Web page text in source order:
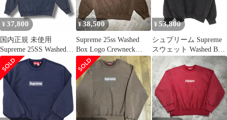
¥ 37,800
国内正規 未使用
Supreme 25SS Washed
Box Logo Crewneck ウ
ォッシュド ボックスロ
ゴ クルーネッ シュプリ
ーム ネイビー XL
（6845M）
¥38,500
Supreme 25ss Washed
Box Logo Crewneck
Size-M シュプリーム ウ
ォッシュドボックスロ
ゴクルーネック スウェ
ット 心斎橋店
¥ 53,800
シュプリーム Supreme
スウェット Washed Box
Logo Crewneck コット
ン スウェット メンズ
Used A